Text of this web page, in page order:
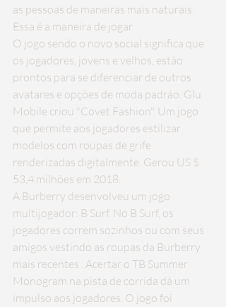
as pessoas de maneiras mais naturais.
Essa é a maneira de jogar.
O jogo sendo o novo social significa que
os jogadores, jovens e velhos, estão
prontos para se diferenciar de outros
avatares e opções de moda padrão. Glu
Mobile criou "Covet Fashion". Um jogo
que permite aos jogadores estilizar
modelos com roupas de grife
renderizadas digitalmente. Gerou US $
53,4 milhões em 2018.
A Burberry desenvolveu um jogo
multijogador: B Surf. No B Surf, os
jogadores correm sozinhos ou com seus
amigos vestindo as roupas da Burberry
mais recentes . Acertar o TB Summer
Monogram na pista de corrida dá um
impulso aos jogadores. O jogo foi